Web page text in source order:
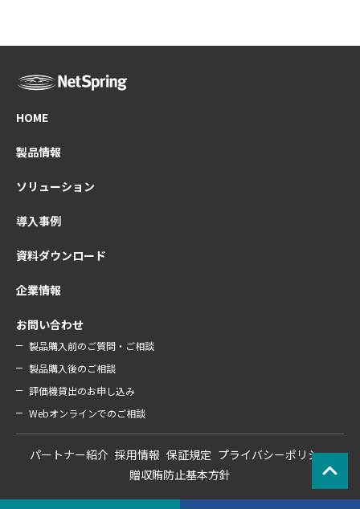
HOME
製品情報
ソリューション
導入事例
資料ダウンロード
企業情報
お問い合わせ
製品購入前のご質問・ご相談
製品購入後のご相談
評価機貸出のお申し込み
Webオンラインでのご相談
パートナー紹介 採用情報 保証規定 プライバシーポリシー
贈収賄防止基本方針